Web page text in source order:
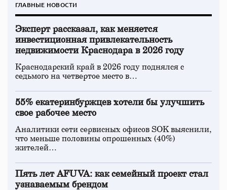
ГЛАВНЫЕ НОВОСТИ
Эксперт рассказал, как меняется
инвестиционная привлекательность
недвижимости Краснодара в 2026 году
Краснодарский край в 2026 году поднялся с
седьмого на четвертое место в…
55% екатеринбуржцев хотели бы улучшить
свое рабочее место
Аналитики сети сервисных офисов SOK выяснили,
что меньше половины опрошенных (40%)
жителей…
Пять лет AFUVA: как семейный проект стал
узнаваемым брендом